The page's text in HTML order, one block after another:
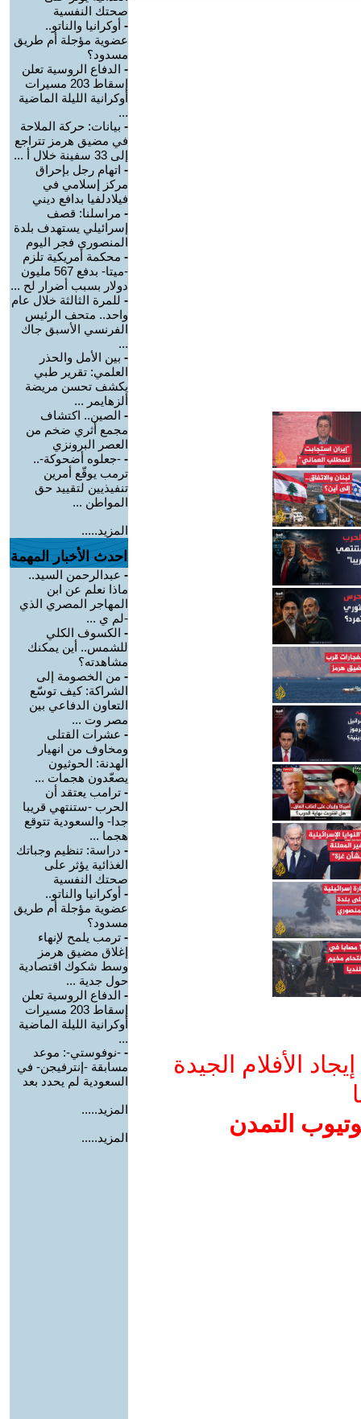
الأفلام الجيدة
التمدن
صحتك النفسية
- أوكرانيا والناتو..
عضوية مؤجلة أم طريق
مسدود؟
- الدفاع الروسية تعلن
إسقاط 203 مسيرات
أوكرانية الليلة الماضية
...
- بيانات: حركة الملاحة
في مضيق هرمز تتراجع
إلى 33 سفينة خلال أ ...
- اتهام رجل بإحراق
مركز إسلامي في
فيلادلفيا بدافع ديني
- مراسلنا: قصف
إسرائيلي يستهدف بلدة
المنصوري فجر اليوم
- محكمة أمريكية تلزم
-ميتا- بدفع 567 مليون
دولار بسبب أضرار لح ...
- للمرة الثالثة خلال عام
واحد.. متحف الرئيس
الفرنسي الأسبق جاك
...
- بين الأمل والحذر
العلمي: تقرير طبي
يكشف تحسن مريضة
ألزهايمر ...
- الصين.. اكتشاف
مجمع أثري ضخم من
العصر البرونزي
- -جعلوه أضحوكة-..
ترمب يوقّع أمرين
تنفيذيين لتقييد حق
المواطن ...
المزيد.....
احدث الأخبار المهمة
- عبدالرحمن السيد..
ماذا نعلم عن ابن
المهاجر المصري الذي
-لم ي ...
- الكسوف الكلي
للشمس.. أين يمكنك
مشاهدته؟
- من الخصومة إلى
الشراكة: كيف توسّع
التعاون الدفاعي بين
مصر وت ...
- عشرات القتلى
ومخاوف من انهيار
الهدنة: الحوثيون
يصعّدون هجمات ...
- ترامب يعتقد أن
الحرب -ستنتهي قريبا
جدا- والسعودية تتوقع
هجما ...
- دراسة: تنظيم وجباتك
الغذائية يؤثر على
صحتك النفسية
- أوكرانيا والناتو..
عضوية مؤجلة أم طريق
مسدود؟
- ترمب يلمح لإنهاء
إغلاق مضيق هرمز
وسط شكوك اقتصادية
حول جدية ...
- الدفاع الروسية تعلن
إسقاط 203 مسيرات
أوكرانية الليلة الماضية
...
- -نوفوستي-: موعد
مسابقة -إنترفيجن- في
السعودية لم يحدد بعد
المزيد.....
المزيد.....